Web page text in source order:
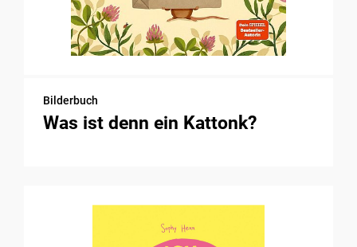
Bilderbuch
Was ist denn ein Kattonk?